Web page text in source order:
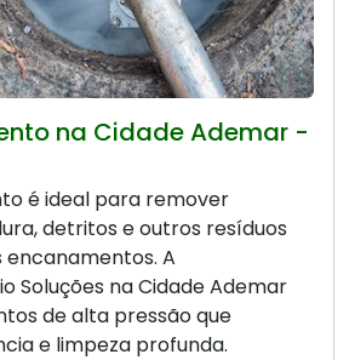
na Cidade Ademar -
é ideal para remover
detritos e outros resíduos
A
Soluções na Cidade Ademar
de alta pressão que
e limpeza profunda.